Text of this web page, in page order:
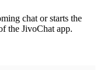
chat or starts the
the JivoChat app.